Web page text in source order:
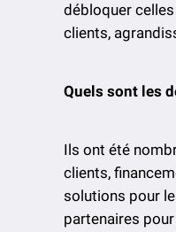
débloquer
clients,
Quels sont les
Ils ont été
clients,
solutions pour
partenaires